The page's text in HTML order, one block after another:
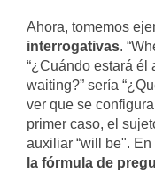
Ahora, tomemos
interrogativas.
“¿Cuándo estará él
waiting?” sería
ver que se
primer caso, el
auxiliar “will be".
la fórmula de